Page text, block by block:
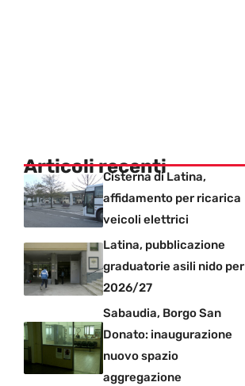
Articoli recenti
Cisterna di Latina,
affidamento per ricarica
veicoli elettrici
Latina, pubblicazione
graduatorie asili nido per
2026/27
Sabaudia, Borgo San
Donato: inaugurazione
nuovo spazio
aggregazione